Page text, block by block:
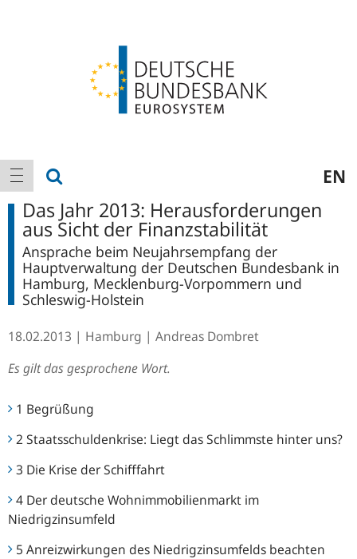
Hauptnavigation
Navigation anzeigen EN
Das Jahr 2013: Herausforderungen
aus Sicht der Finanzstabilität
Ansprache beim Neujahrsempfang der
Hauptverwaltung der Deutschen Bundesbank in
Hamburg, Mecklenburg-Vorpommern und
Schleswig-Holstein
18.02.2013 Hamburg
Andreas Dombret
Es gilt das gesprochene Wort.
1 Begrüßung
2 Staatsschuldenkrise: Liegt das Schlimmste hinter uns?
3 Die Krise der Schifffahrt
4 Der deutsche Wohnimmobilienmarkt im
Niedrigzinsumfeld
5 Anreizwirkungen des Niedrigzinsumfelds beachten